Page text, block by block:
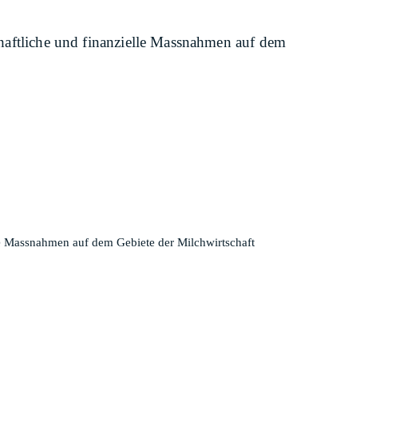
und finanzielle Massnahmen auf dem
auf dem Gebiete der Milchwirtschaft